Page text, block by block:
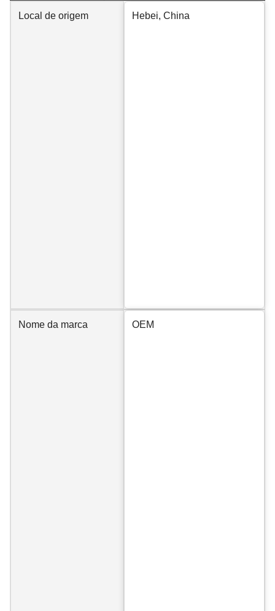
Local de origem Hebei, China
Nome da marca OEM